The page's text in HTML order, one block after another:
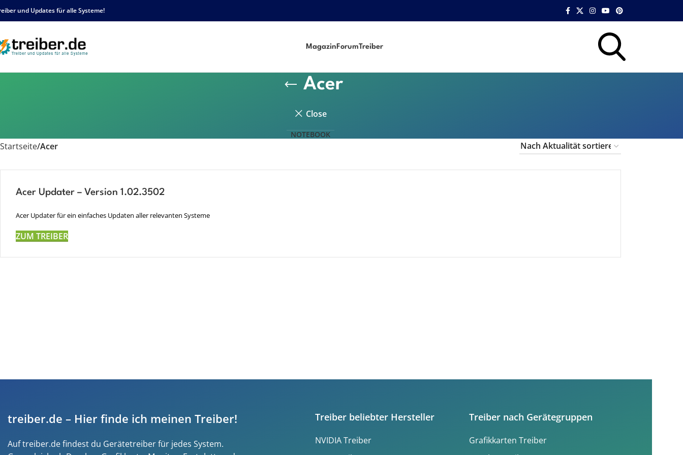
und Updates für alle Systeme!
Magazin ForumTreiber
Acer
Close
NOTEBOOK
Startseite Acer
Acer Updater – Version 1.02.3502
Acer Updater für ein einfaches Updaten aller relevanten Systeme
ZUM TREIBER
treiber.de – Hier finde ich meinen Treiber!
Auf treiber.de findest du Gerätetreiber für jedes System.
Treiber beliebter Hersteller
NVIDIA Treiber
Treiber nach Gerätegruppen
Grafikkarten Treiber